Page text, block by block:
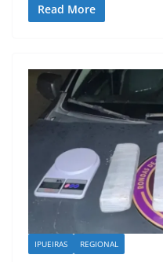
Read More
IPUEIRAS REGIONAL